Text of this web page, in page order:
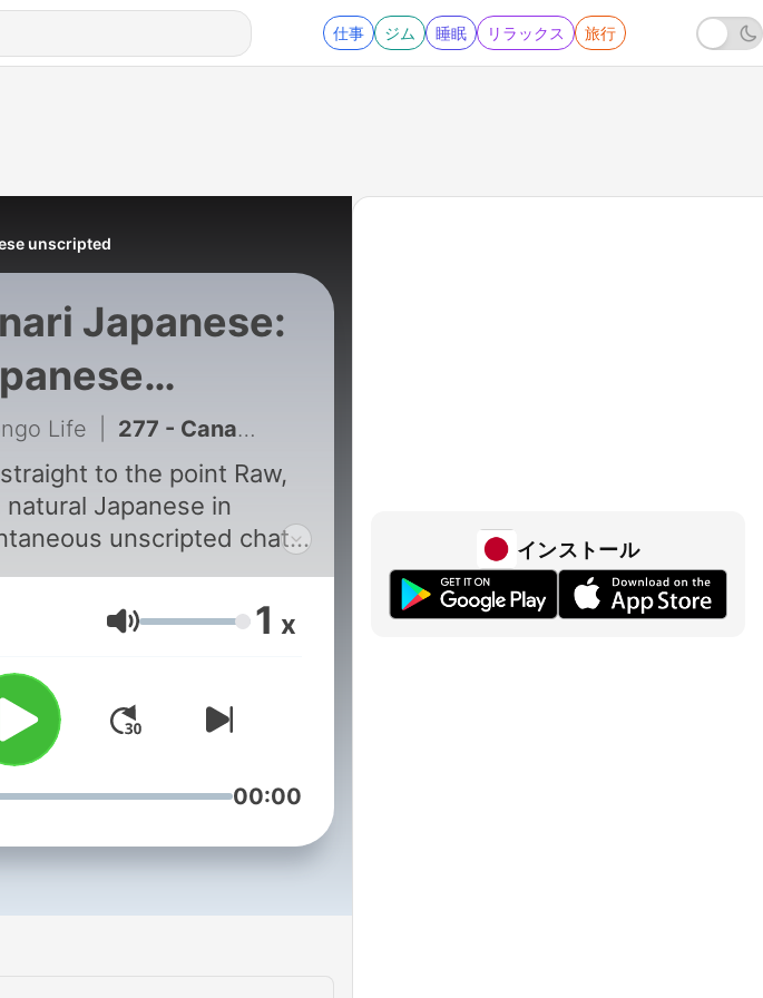
仕事 ジム 睡眠 リラックス 旅行
unscripted
Japanese:
Life 277 - Canadian Pride
to the point Raw,
natural Japanese in
unscripted chats
Japanese and
something in
Youtube:
youtube.com/c/NihongoLife
twitter.com/nihongo_no_kai
www.instagram.com/nihongo_no_kai_japan/
(Alex):
(Alex):
音量 1 x
00:00
インストール